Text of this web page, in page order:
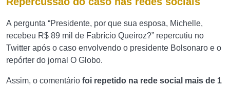
A pergunta “Presidente, por que sua esposa, Michelle,
recebeu R$ 89 mil de Fabrício Queiroz?” repercutiu no
Twitter após o caso envolvendo o presidente Bolsonaro e o
repórter do jornal O Globo.
Assim, o comentário foi repetido na rede social mais de 1